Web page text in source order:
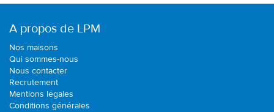
A propos de LPM
Nos maisons
Qui sommes-nous
Nous contacter
Recrutement
Mentions légales
Conditions générales